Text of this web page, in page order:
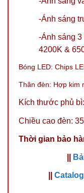
-Ánh sáng
-Ánh sáng
4200K &
Bóng LED: Chips
Thân đèn: Hợp kim
Kích thước phủ
Chiều cao đèn:
Thời gian bảo